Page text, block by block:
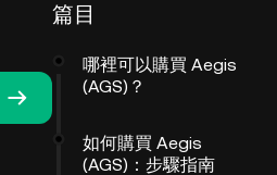
篇目
哪裡可以購買 Aegis
(AGS)？
如何購買 Aegis
(AGS)：步驟指南